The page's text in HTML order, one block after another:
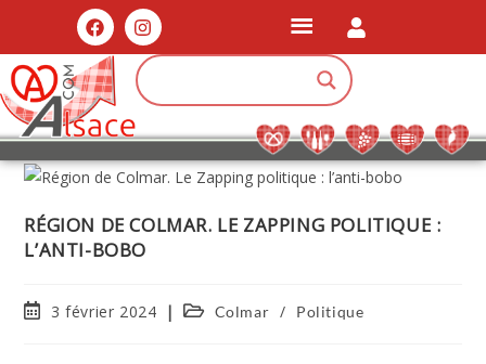
RÉGION DE COLMAR. LE ZAPPING POLITIQUE :
L’ANTI-BOBO
3 février 2024 Colmar / Politique